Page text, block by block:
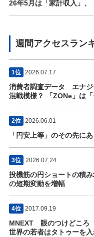
26年5月は「家計収入」、
週間アクセスラン
1位 2026.07.17
消費者調査データ エナ
混戦模様？ 「ZONe」は
2位 2026.06.01
「円安上等」のその先に
3位 2026.07.24
投機筋の円ショートの積
の短期変動を増幅
4位 2017.09.19
MNEXT 眼のつけどころ
世界の若者はタトゥーを入